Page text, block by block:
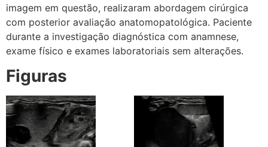
imagem em questão, realizaram abordagem cirúrgica
com posterior avaliação anatomopatológica. Paciente
durante a investigação diagnóstica com anamnese,
exame físico e exames laboratoriais sem alterações.
Figuras